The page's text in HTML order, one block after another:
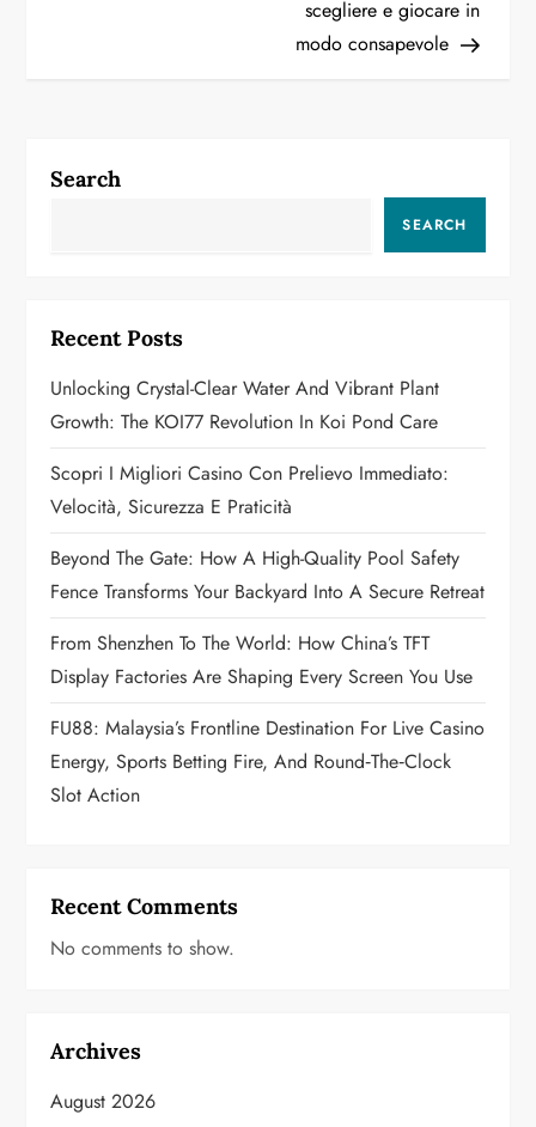
v
a
t
i
o
n
scegliere e giocare in
modo consapevole
Search
SEARCH
Recent Posts
Unlocking Crystal-Clear Water And Vibrant Plant
Growth: The KOI77 Revolution In Koi Pond Care
Scopri I Migliori Casino Con Prelievo Immediato:
Velocità, Sicurezza E Praticità
Beyond The Gate: How A High-Quality Pool Safety
Fence Transforms Your Backyard Into A Secure Retreat
From Shenzhen To The World: How China’s TFT
Display Factories Are Shaping Every Screen You Use
FU88: Malaysia’s Frontline Destination For Live Casino
Energy, Sports Betting Fire, And Round‑the‑Clock
Slot Action
Recent Comments
No comments to show.
Archives
August 2026